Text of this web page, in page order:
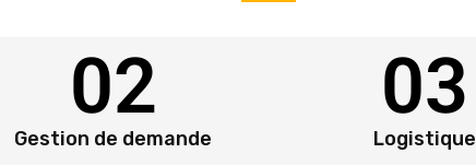
02
Gestion de demande
03
Logistique